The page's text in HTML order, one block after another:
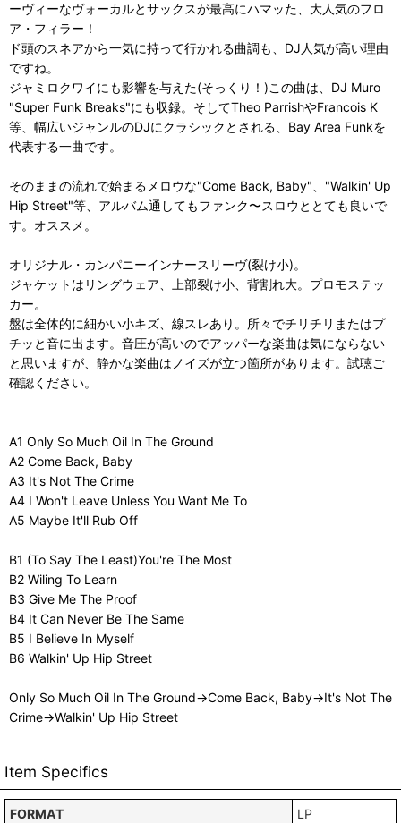
ーヴィーなヴォーカルとサックスが最高にハマッた、大人気のフロ
ア・フィラー！
ド頭のスネアから一気に持って行かれる曲調も、DJ人気が高い理由
ですね。
ジャミロクワイにも影響を与えた(そっくり！)この曲は、DJ Muro
"Super Funk Breaks"にも収録。そしてTheo ParrishやFrancois K
等、幅広いジャンルのDJにクラシックとされる、Bay Area Funkを
代表する一曲です。
そのままの流れで始まるメロウな"Come Back, Baby"、"Walkin' Up
Hip Street"等、アルバム通してもファンク〜スロウととても良いで
す。オススメ。
オリジナル・カンパニーインナースリーヴ(裂け小)。
ジャケットはリングウェア、上部裂け小、背割れ大。プロモステッ
カー。
盤は全体的に細かい小キズ、線スレあり。所々でチリチリまたはプ
チッと音に出ます。音圧が高いのでアッパーな楽曲は気にならない
と思いますが、静かな楽曲はノイズが立つ箇所があります。試聴ご
確認ください。
A1 Only So Much Oil In The Ground
A2 Come Back, Baby
A3 It's Not The Crime
A4 I Won't Leave Unless You Want Me To
A5 Maybe It'll Rub Off
B1 (To Say The Least)You're The Most
B2 Wiling To Learn
B3 Give Me The Proof
B4 It Can Never Be The Same
B5 I Believe In Myself
B6 Walkin' Up Hip Street
Only So Much Oil In The Ground→Come Back, Baby→It's Not The
Crime→Walkin' Up Hip Street
Item Specifics
FORMAT
LP